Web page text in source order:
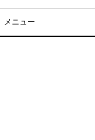
メニュー